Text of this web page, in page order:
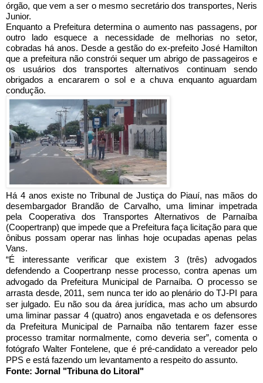
órgão, que vem a ser o mesmo secretário dos transportes, Neris
Junior.
Enquanto a Prefeitura determina o aumento nas passagens, por
outro lado esquece a necessidade de melhorias no setor,
cobradas há anos. Desde a gestão do ex-prefeito José Hamilton
que a prefeitura não constrói sequer um abrigo de passageiros e
os usuários dos transportes alternativos continuam sendo
obrigados a encararem o sol e a chuva enquanto aguardam
condução.
Há 4 anos existe no Tribunal de Justiça do Piauí, nas mãos do
desembargador Brandão de Carvalho, uma liminar impetrada
pela Cooperativa dos Transportes Alternativos de Parnaíba
(Coopertranp) que impede que a Prefeitura faça licitação para que
ônibus possam operar nas linhas hoje ocupadas apenas pelas
Vans.
“É interessante verificar que existem 3 (três) advogados
defendendo a Coopertranp nesse processo, contra apenas um
advogado da Prefeitura Municipal de Parnaíba. O processo se
arrasta desde, 2011, sem nunca ter ido ao plenário do TJ-PI para
ser julgado. Eu não sou da área jurídica, mas acho um absurdo
uma liminar passar 4 (quatro) anos engavetada e os defensores
da Prefeitura Municipal de Parnaíba não tentarem fazer esse
processo tramitar normalmente, como deveria ser”, comenta o
fotógrafo Walter Fontelene, que é pré-candidato a vereador pelo
PPS e está fazendo um levantamento a respeito do assunto.
Fonte: Jornal "Tribuna do Litoral"